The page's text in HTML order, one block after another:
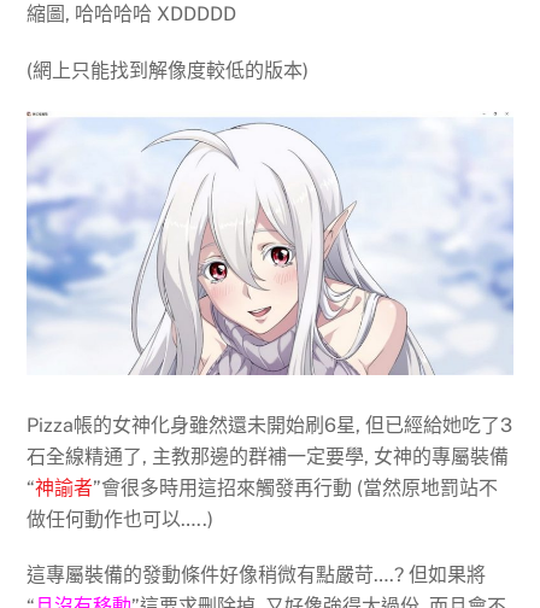
縮圖, 哈哈哈哈 XDDDDD
(網上只能找到解像度較低的版本)
Pizza帳的女神化身雖然還未開始刷6星, 但已經給她吃了3
石全線精通了, 主教那邊的群補一定要學, 女神的專屬裝備
“神諭者”會很多時用這招來觸發再行動 (當然原地罰站不
做任何動作也可以…..)
這專屬裝備的發動條件好像稍微有點嚴苛….? 但如果將